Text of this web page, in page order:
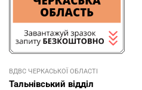
ВДВС ЧЕРКАСЬКОЇ ОБЛАСТІ
Тальнівський відділ